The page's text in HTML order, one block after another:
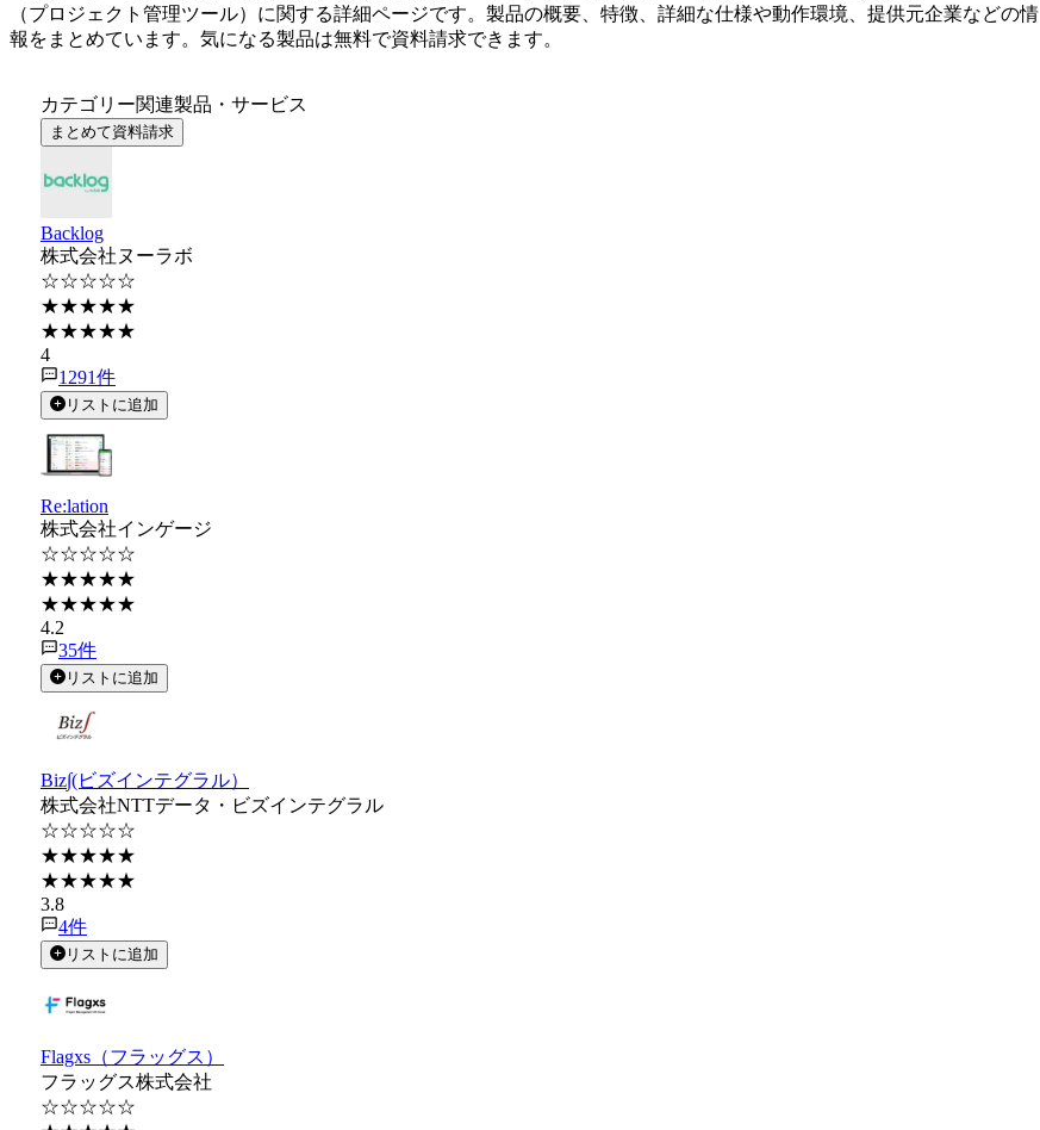
（プロジェクト管理ツール）に関する詳細ページです。製品の概要、特徴、詳細な仕様や動作環境、提供元企業などの情
報をまとめています。気になる製品は無料で資料請求できます。
カテゴリー関連製品・サービス
まとめて資料請求
Backlog
株式会社ヌーラボ
☆☆☆☆☆
★★★★★
★★★★★
4
1291件
リストに追加
Re:lation
株式会社インゲージ
☆☆☆☆☆
★★★★★
★★★★★
4.2
35件
リストに追加
Biz∫(ビズインテグラル）
株式会社NTTデータ・ビズインテグラル
☆☆☆☆☆
★★★★★
★★★★★
3.8
4件
リストに追加
Flagxs（フラッグス）
フラッグス株式会社
☆☆☆☆☆